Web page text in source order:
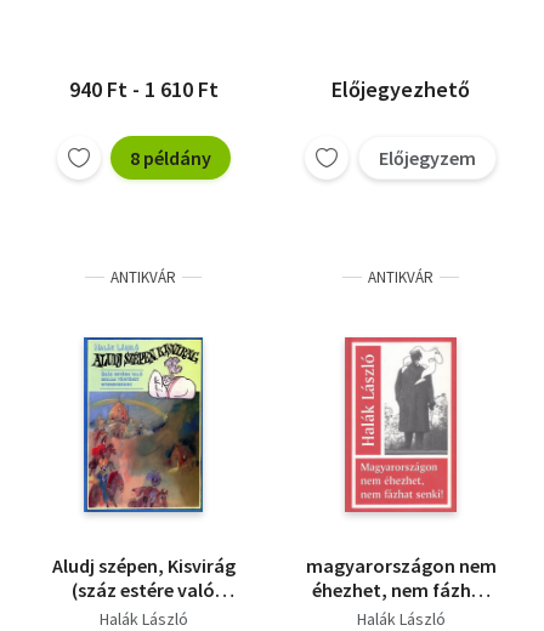
940 Ft - 1 610 Ft
8 példány
Előjegyezhető
Előjegyzem
ANTIKVÁR
Aludj szépen, Kisvirág
(száz estére való
bibliai történet
Halák László
ANTIKVÁR
magyarországon nem
éhezhet, nem fázhat
senki!
Halák László